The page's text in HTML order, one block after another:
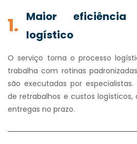
1.
Maior
logístico
O serviço torna o processo
trabalha com rotinas
são executadas por
de retrabalhos e custos
entregas no prazo.